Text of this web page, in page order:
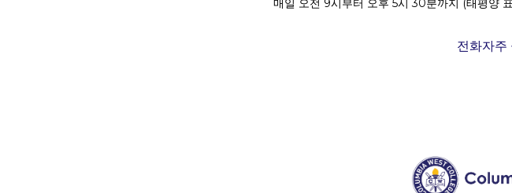
매일 오전 9시부터 오후 5시 30분까지 (태평양
전화자주